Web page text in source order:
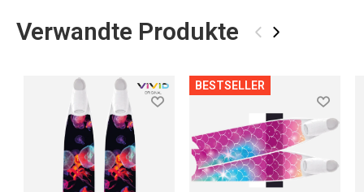
Verwandte Produkte ‹ ›
BESTSELLER